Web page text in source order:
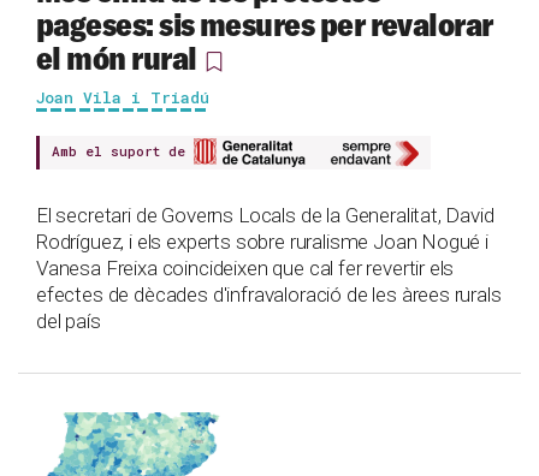
pageses: sis mesures per revalorar
el món rural
Joan Vila i Triadú
Amb el suport de
El secretari de Governs Locals de la Generalitat, David
Rodríguez, i els experts sobre ruralisme Joan Nogué i
Vanesa Freixa coincideixen que cal fer revertir els
efectes de dècades d'infravaloració de les àrees rurals
del país